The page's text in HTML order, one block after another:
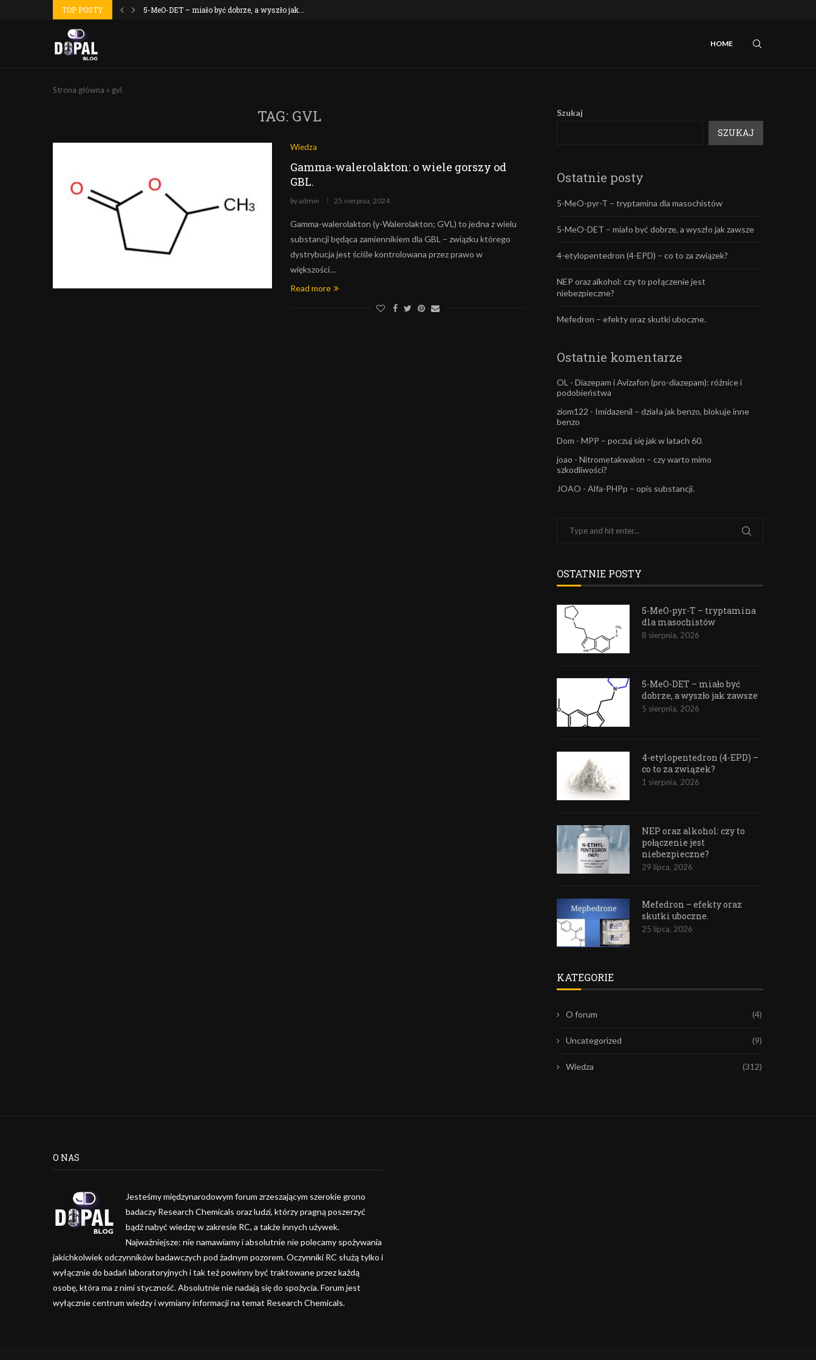
TOP POSTY 5-MeO-DET – miało być dobrze, a wyszło jak...
HOME
Strona główna » gvl
TAG: GVL
Wiedza
Gamma-walerolakton: o wiele gorszy od
GBL.
byadmin 25 sierpnia, 2024
Gamma-walerolakton (γ-Walerolakton; GVL) to jedna z wielu
substancji będąca zamiennikiem dla GBL – związku którego
dystrybucja jest ściśle kontrolowana przez prawo w
większości…
Read more
Szukaj
SZUKAJ
Ostatnie posty
5-MeO-pyr-T – tryptamina dla masochistów
5-MeO-DET – miało być dobrze, a wyszło jak zawsze
4-etylopentedron (4-EPD) – co to za związek?
NEP oraz alkohol: czy to połączenie jest
niebezpieczne?
Mefedron – efekty oraz skutki uboczne.
Ostatnie komentarze
OL - Diazepam i Avizafon (pro-diazepam): różnice i
podobieństwa
ziom122 - Imidazenil – działa jak benzo, blokuje inne
benzo
Dom - MPP – poczuj się jak w latach 60.
joao - Nitrometakwalon – czy warto mimo
szkodliwości?
JOAO - Alfa-PHPp – opis substancji.
OSTATNIE POSTY
5-MeO-pyr-T – tryptamina
dla masochistów
8 sierpnia, 2026
5-MeO-DET – miało być
dobrze, a wyszło jak zawsze
5 sierpnia, 2026
4-etylopentedron (4-EPD) –
co to za związek?
1 sierpnia, 2026
NEP oraz alkohol: czy to
połączenie jest
niebezpieczne?
29 lipca, 2026
Mefedron – efekty oraz
skutki uboczne.
25 lipca, 2026
KATEGORIE
O forum (4)
Uncategorized (9)
Wiedza (312)
O NAS
Jesteśmy międzynarodowym forum zrzeszającym szerokie grono
badaczy Research Chemicals oraz ludzi, którzy pragną poszerzyć
bądź nabyć wiedzę w zakresie RC, a także innych używek.
Najważniejsze: nie namawiamy i absolutnie nie polecamy spożywania
jakichkolwiek odczynników badawczych pod żadnym pozorem. Oczynniki RC służą tylko i
wyłącznie do badań laboratoryjnych i tak też powinny być traktowane przez każdą
osobę, która ma z nimi styczność. Absolutnie nie nadają się do spożycia. Forum jest
wyłącznie centrum wiedzy i wymiany informacji na temat Research Chemicals.